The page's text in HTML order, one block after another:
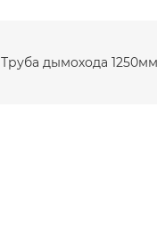
Труба дымохода